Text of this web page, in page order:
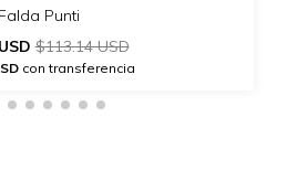
Falda Punti
$113.14 USD
con transferencia